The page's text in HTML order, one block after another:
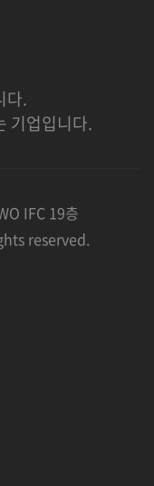
다.
기업입니다.
IFC 19층
reserved.